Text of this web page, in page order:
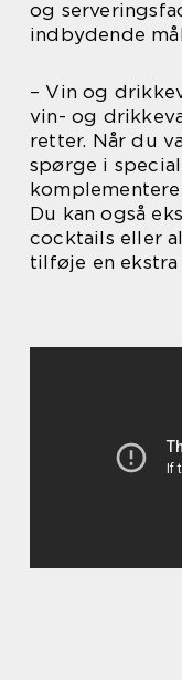
og
indbydende
– Vin og
vin- og
retter. Når du
spørge i
Du kan også
cocktails eller
tilføje en